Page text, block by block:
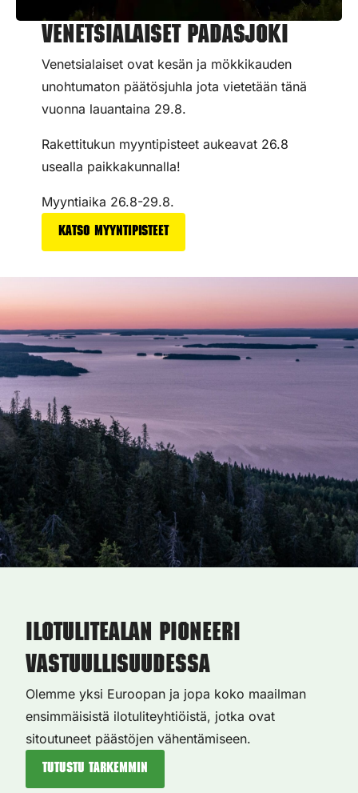
Venetsialaiset Padasjoki
Venetsialaiset ovat kesän ja mökkikauden
unohtumaton päätösjuhla jota vietetään tänä
vuonna lauantaina 29.8.
Rakettitukun myyntipisteet aukeavat 26.8
usealla paikkakunnalla!
Myyntiaika 26.8-29.8.
Katso myyntipisteet
Ilotulitealan pioneeri
vastuullisuudessa
Olemme yksi Euroopan ja jopa koko maailman
ensimmäisistä ilotuliteyhtiöistä, jotka ovat
sitoutuneet päästöjen vähentämiseen.
Tutustu tarkemmin